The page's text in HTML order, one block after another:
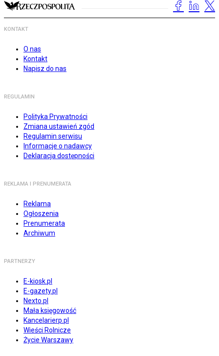
KONTAKT
O nas
Kontakt
Napisz do nas
REGULAMIN
Polityka Prywatności
Zmiana ustawień zgód
Regulamin serwisu
Informacje o nadawcy
Deklaracja dostępności
REKLAMA I PRENUMERATA
Reklama
Ogłoszenia
Prenumerata
Archiwum
PARTNERZY
E-kiosk.pl
E-gazety.pl
Nexto.pl
Mała księgowość
Kancelarierp.pl
Wieści Rolnicze
Życie Warszawy